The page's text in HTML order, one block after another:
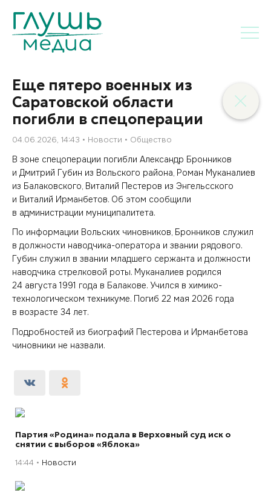
Еще пятеро военных из
Саратовской области
погибли в спецоперации
04.06.2026, 14:43 Новости Общество
В зоне спецоперации погибли Александр Бронников
и Дмитрий Губин из Вольского района, Роман Муканалиев
из Балаковского, Виталий Пестеров из Энгельсского
и Виталий Ирманбетов. Об этом сообщили
в администрации муниципалитета.
По информации Вольских чиновников, Бронников служил
в должности наводчика-оператора и звании рядового.
Губин служил в звании младшего сержанта и должности
наводчика стрелковой роты. Муканалиев родился
24 августа 1991 года в Балакове. Учился в химико-
технологическом техникуме. Погиб 22 мая 2026 года
в возрасте 34 лет.
Подробностей из биографий Пестерова и Ирманбетова
чиновники не назвали.
Партия «Родина» подала в Верховный суд иск о
снятии с выборов «Яблока»
14:44 Новости